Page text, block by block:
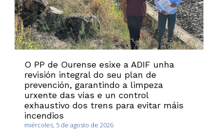
O PP de Ourense esixe a ADIF unha
revisión integral do seu plan de
prevención, garantindo a limpeza
urxente das vías e un control
exhaustivo dos trens para evitar máis
incendios
miércoles, 5 de agosto de 2026